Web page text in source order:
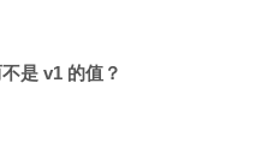
是 v1 的值？